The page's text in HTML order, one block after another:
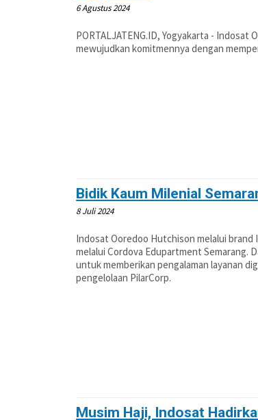
6 Agustus 2024
PORTALJATENG.ID, Yogyakarta -
mewujudkan komitmennya dengan
Bidik Kaum Milenial
8 Juli 2024
Indosat Ooredoo Hutchison melalui brand
melalui Cordova Edupartment Semarang.
untuk memberikan pengalaman layanan
pengelolaan PilarCorp.
Musim Haji, Indosat